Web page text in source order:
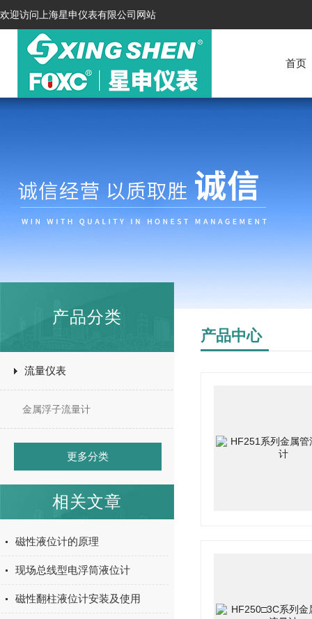
欢迎访问上海星申仪表有限公司网站
首页
产品分类
流量仪表
金属浮子流量计
更多分类
相关文章
磁性液位计的原理
现场总线型电浮筒液位计
磁性翻柱液位计安装及使用
产品中心